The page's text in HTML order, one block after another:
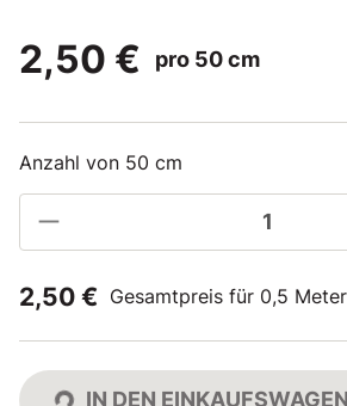
2,50 €
pro 50 cm
Anzahl von 50 cm
2,50 € Gesamtpreis für 0,5 Meter
IN DEN EINKAUFSWAGEN